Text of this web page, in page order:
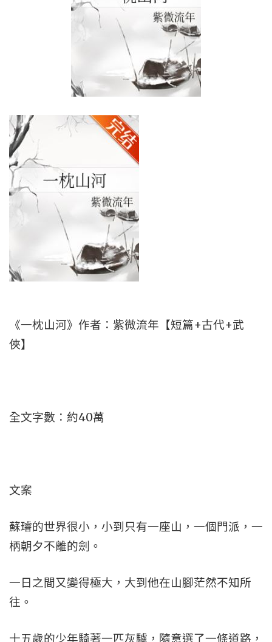
《一枕山河》作者：紫微流年【短篇+古代+武
俠】
全文字數：約40萬
文案
蘇璿的世界很小，小到只有一座山，一個門派，一
柄朝夕不離的劍。
一日之間又變得極大，大到他在山腳茫然不知所
往。
十五歲的少年騎著一匹灰驢，隨意選了一條道路，